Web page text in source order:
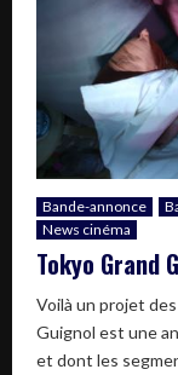
Bande-annonce
News cinéma
Tokyo Grand
Voilà un projet
Guignol est une
et dont les